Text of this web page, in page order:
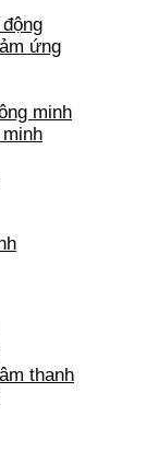
ứng
minh
thanh